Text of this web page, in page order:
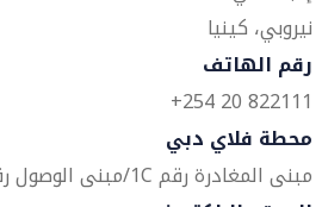
نيروبي، كينيا
رقم الهاتف
822111 20 254+
محطة فلاي دبي
مبنى المغادرة رقم 1C/مبنى الوصول رقم 1A